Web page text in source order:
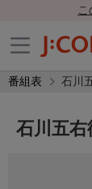
番組表 石川
石川五右